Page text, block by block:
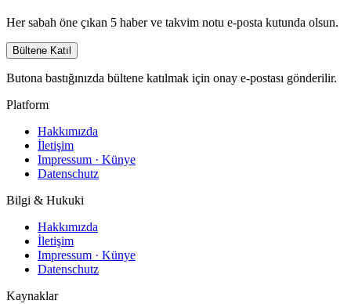
Her sabah öne çıkan 5 haber ve takvim notu e-posta kutunda olsun.
Bültene Katıl
Butona bastığınızda bültene katılmak için onay e-postası gönderilir.
Platform
Hakkımızda
İletişim
Impressum · Künye
Datenschutz
Bilgi & Hukuki
Hakkımızda
İletişim
Impressum · Künye
Datenschutz
Kaynaklar